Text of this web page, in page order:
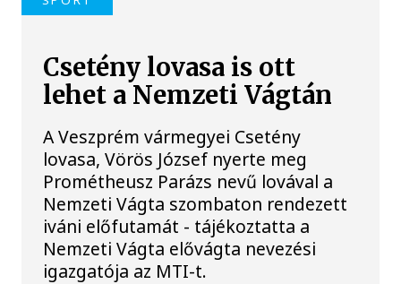
Csetény lovasa is ott
lehet a Nemzeti Vágtán
A Veszprém vármegyei Csetény
lovasa, Vörös József nyerte meg
Prométheusz Parázs nevű lovával a
Nemzeti Vágta szombaton rendezett
iváni előfutamát - tájékoztatta a
Nemzeti Vágta elővágta nevezési
igazgatója az MTI-t.